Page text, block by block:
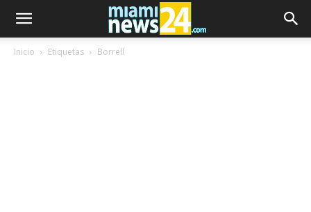
Inicio Etiquetas Borrell